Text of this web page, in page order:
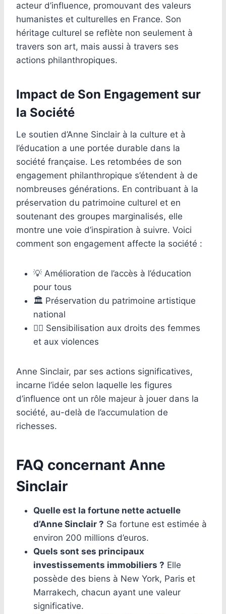
acteur d’influence, promouvant des valeurs
humanistes et culturelles en France. Son
héritage culturel se reflète non seulement à
travers son art, mais aussi à travers ses
actions philanthropiques.
Impact de Son Engagement sur
la Société
Le soutien d’Anne Sinclair à la culture et à
l’éducation a une portée durable dans la
société française. Les retombées de son
engagement philanthropique s’étendent à de
nombreuses générations. En contribuant à la
préservation du patrimoine culturel et en
soutenant des groupes marginalisés, elle
montre une voie d’inspiration à suivre. Voici
comment son engagement affecte la société :
💡 Amélioration de l’accès à l’éducation
pour tous
🏛️ Préservation du patrimoine artistique
national
👩‍⚕️ Sensibilisation aux droits des femmes
et aux violences
Anne Sinclair, par ses actions significatives,
incarne l’idée selon laquelle les figures
d’influence ont un rôle majeur à jouer dans la
société, au-delà de l’accumulation de
richesses.
FAQ concernant Anne
Sinclair
Quelle est la fortune nette actuelle
d’Anne Sinclair ? Sa fortune est estimée à
environ 200 millions d’euros.
Quels sont ses principaux
investissements immobiliers ? Elle
possède des biens à New York, Paris et
Marrakech, chacun ayant une valeur
significative.